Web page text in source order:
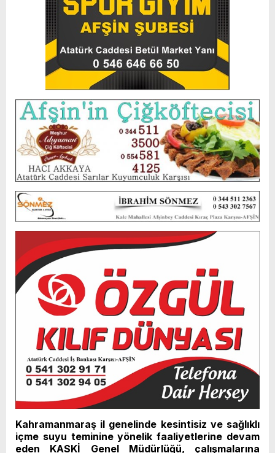
Kahramanmaraş il genelinde kesintisiz ve sağlıklı
içme suyu teminine yönelik faaliyetlerine devam
eden KASKİ Genel Müdürlüğü, çalışmalarına